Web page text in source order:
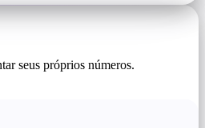
seus próprios números.